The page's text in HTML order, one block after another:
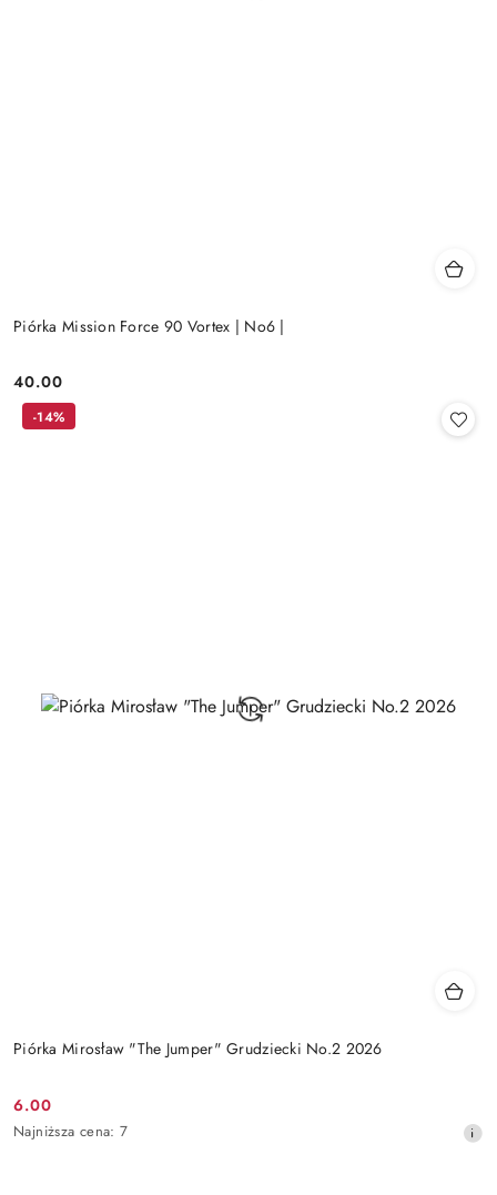
Piórka Mission Force 90 Vortex | No6 |
Cena:
40.00
Piórka Mirosław "The Jumper" Grudziecki No.2 2026
Cena
promocyjna:
6.00
Najniższa
Najniższa cena: 7
-14%